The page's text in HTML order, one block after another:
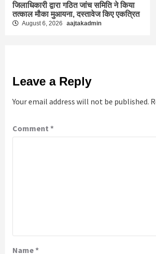
जिलाधिकारी द्वारा गठित जांच समिति ने किया
तत्काल मौका मुआयना, दस्तावेज किए एकत्रित
August 6, 2026 aajtakadmin
Leave a Reply
Your email address will not be published.
Comment *
Name*